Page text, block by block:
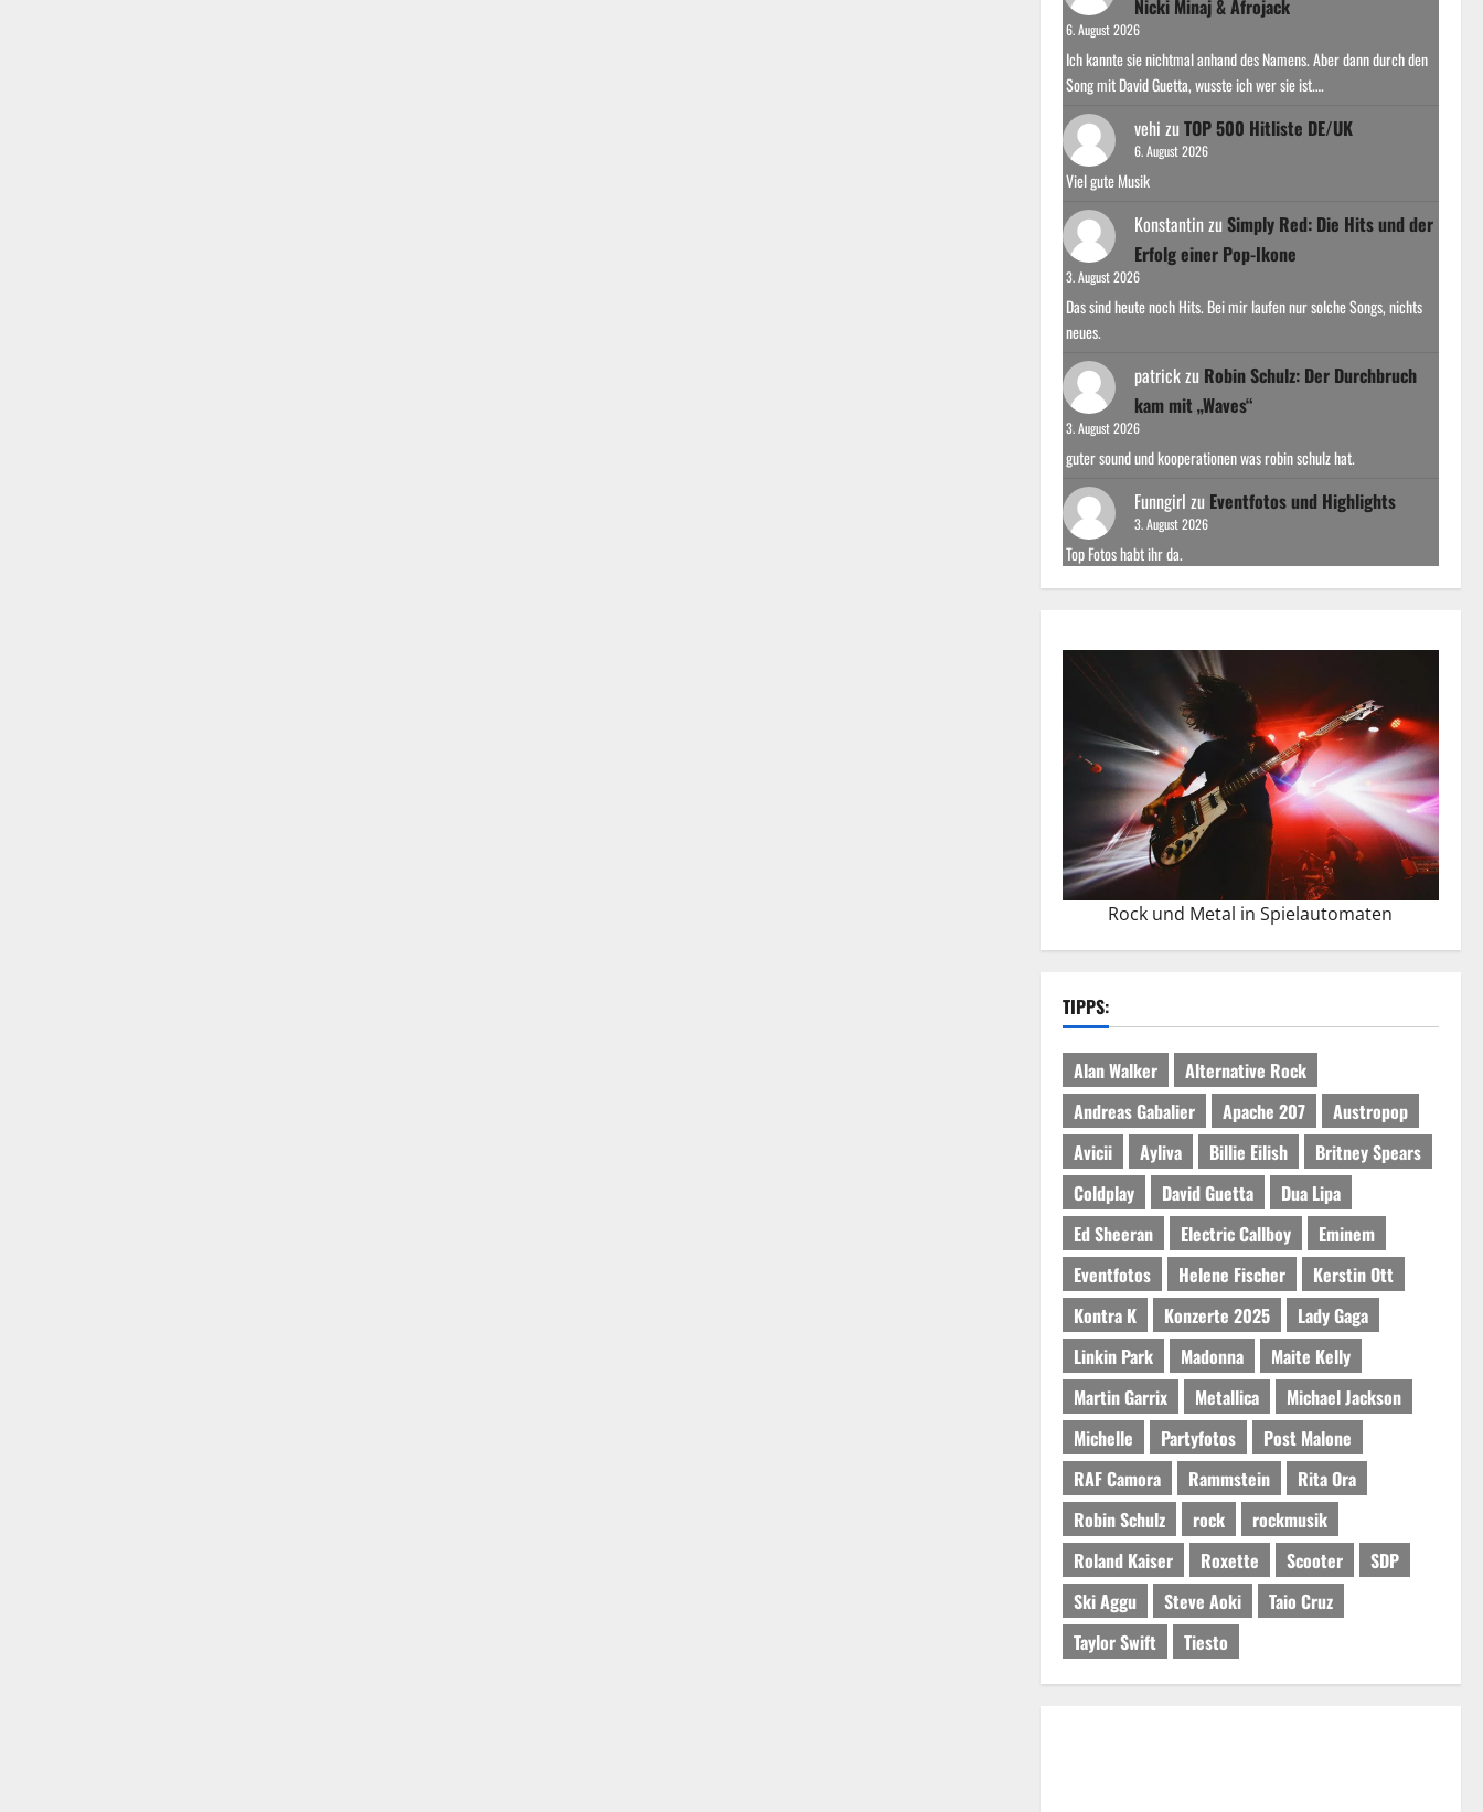
Nicki Minaj & Afrojack
6. August 2026
Ich kannte sie nichtmal anhand des Namens. Aber dann durch den
Song mit David Guetta, wusste ich wer sie ist.…
vehi zu TOP 500 Hitliste DE/UK
6. August 2026
Viel gute Musik
Konstantinzu Simply Red: Die Hits und der
Erfolg einer Pop-Ikone
3. August 2026
Das sind heute noch Hits. Bei mir laufen nur solche Songs, nichts
neues.
patrickzu Robin Schulz: Der Durchbruch
kam mit „Waves“
3. August 2026
guter sound und kooperationen was robin schulz hat.
Funngirl zu Eventfotos und Highlights
3. August 2026
Top Fotos habt ihr da.
Rock und Metal in Spielautomaten
TIPPS:
Alan Walker
Alternative Rock
Andreas Gabalier
Apache 207
Austropop
Avicii
Ayliva Billie Eilish
Britney Spears
Coldplay
David Guetta
Dua Lipa
Ed Sheeran
Electric Callboy
Eminem
Eventfotos
Helene Fischer
Kerstin Ott
Kontra K
Konzerte 2025
Lady Gaga
Linkin Park
Madonna
Maite Kelly
Martin Garrix
Metallica
Michael Jackson
Michelle
Partyfotos
Post Malone
RAF Camora
Rammstein
Rita Ora
Robin Schulz
rock
rockmusik
Roland Kaiser
Roxette Scooter
SDP
Ski Aggu
Steve Aoki
Taio Cruz
Taylor Swift
Tiesto